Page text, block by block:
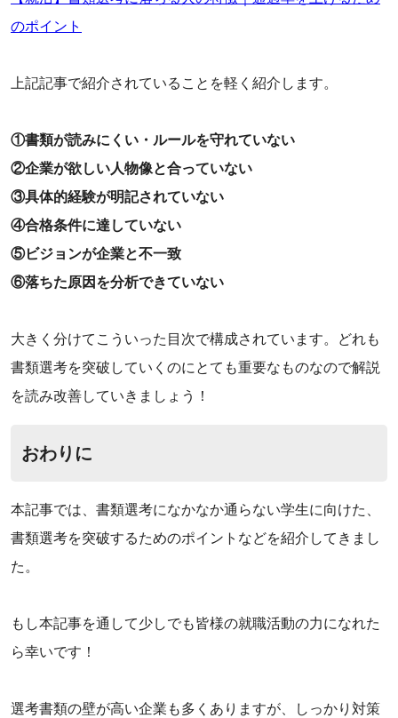
のポイント
上記記事で紹介されていることを軽く紹介します。
①書類が読みにくい・ルールを守れていない
②企業が欲しい人物像と合っていない
③具体的経験が明記されていない
④合格条件に達していない
⑤ビジョンが企業と不一致
⑥落ちた原因を分析できていない
大きく分けてこういった目次で構成されています。どれも
書類選考を突破していくのにとても重要なものなので解説
を読み改善していきましょう！
‌おわりに
本記事では、書類選考になかなか通らない学生に向けた、
書類選考を突破するためのポイントなどを紹介してきまし
た。
もし本記事を通して少しでも皆様の就職活動の力になれた
ら幸いです！
選考書類の壁が高い企業も多くありますが、しっかり対策